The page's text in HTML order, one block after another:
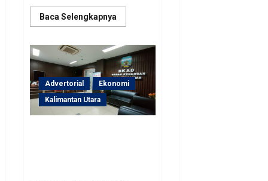
Baca Selengkapnya
more
Kaltara
Siapkan
Strategi
Optimalisasi
Aset
untuk
Tingkatkan
Pendapatan
Daerah
Advertorial
Ekonomi
Kalimantan Utara